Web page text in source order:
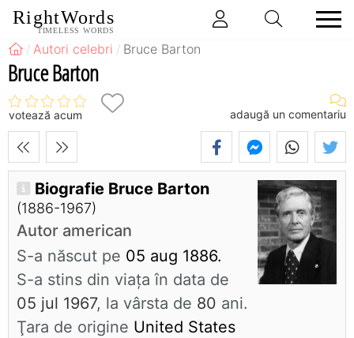
RightWords
TIMELESS WORDS
Autori celebri Bruce Barton
Bruce Barton
votează acum adaugă un comentariu
Biografie Bruce Barton
(1886-1967)
Autor american
S-a născut pe 05 aug 1886.
S-a stins din viaţa în data de
05 jul 1967, la vârsta de 80 ani.
Ţara de origine United States